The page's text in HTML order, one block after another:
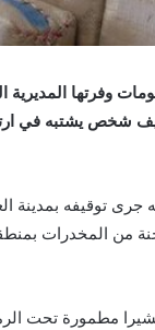
وفرتها
شخص يشتبه في
جرى توقيفه بمدينة
على 56 رزمة من مخدر